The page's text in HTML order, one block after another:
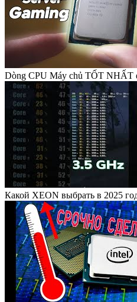
Dòng CPU Máy chủ TỐT NHẤT
Какой XEON выбрать в 2025